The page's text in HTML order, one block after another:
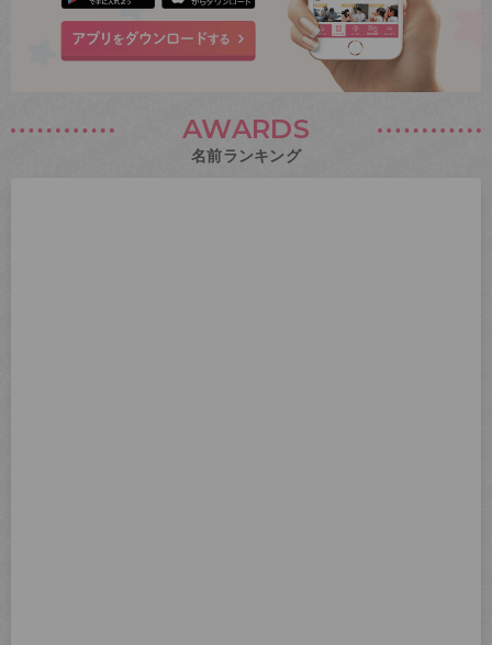
AWARDS
名前ランキング